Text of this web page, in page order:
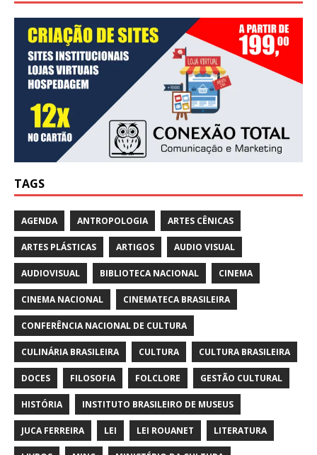
TAGS
AGENDA ANTROPOLOGIA ARTES CÊNICAS
ARTES PLÁSTICAS ARTIGOS AUDIO VISUAL
AUDIOVISUAL BIBLIOTECA NACIONAL CINEMA
CINEMA NACIONAL CINEMATECA BRASILEIRA
CONFERÊNCIA NACIONAL DE CULTURA
CULINÁRIA BRASILEIRA CULTURA CULTURA BRASILEIRA
DOCES FILOSOFIA FOLCLORE GESTÃO CULTURAL
HISTÓRIA INSTITUTO BRASILEIRO DE MUSEUS
JUCA FERREIRA LEI LEI ROUANET LITERATURA